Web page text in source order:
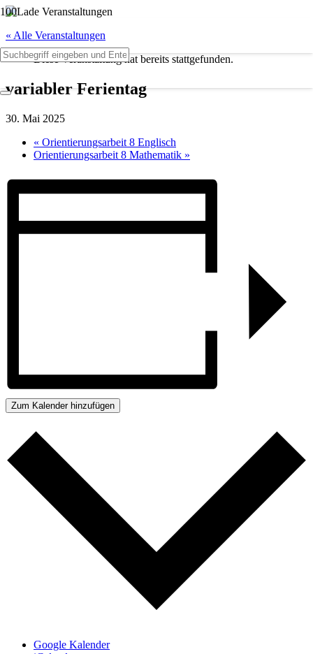
« Alle Veranstaltungen
Diese Veranstaltung hat bereits stattgefunden.
variabler Ferientag
30. Mai 2025
« Orientierungsarbeit 8 Englisch
Orientierungsarbeit 8 Mathematik »
Zum Kalender hinzufügen
Google Kalender